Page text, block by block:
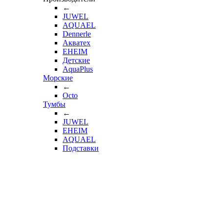
←
JUWEL
AQUAEL
Dennerle
Акватех
EHEIM
Детские
AquaPlus
Морские
←
Octo
Тумбы
←
JUWEL
EHEIM
AQUAEL
Подставки